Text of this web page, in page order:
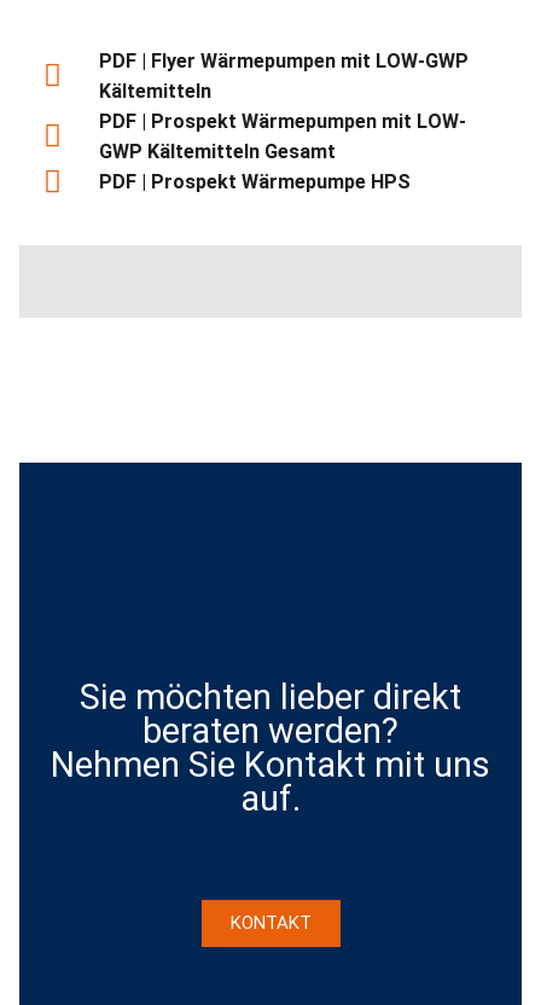
PDF | Flyer Wärmepumpen mit LOW-GWP
Kältemitteln
PDF | Prospekt Wärmepumpen mit LOW-
GWP Kältemitteln Gesamt
PDF | Prospekt Wärmepumpe HPS
Sie möchten lieber direkt
beraten werden?
Nehmen Sie Kontakt mit uns
auf.
KONTAKT